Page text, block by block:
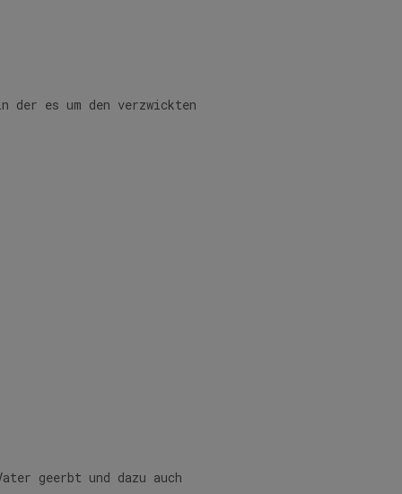
der es um den verzwickten
geerbt und dazu auch